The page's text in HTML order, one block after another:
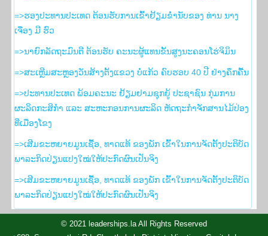
=>ຮອງ​ປະທານ​ປະເທດ ຕ້ອນຮັບ​ການ​ເຂົ້າ​ຢ້ຽມ​ຂ່ຳນັບ​ຂອງ ທ່ານ ນາງ
ເຈືອງ ມີ ຮົວ
=>ນາຍົກລັດຖະມົນຕີ ຕ້ອນຮັບ ຄະນະຜູ້ແທນຂັ້ນສູງນະຄອນໂຮ່ຈິມິນ
=>ສະເຫຼີມສະຫຼອງວັນສ້າງຕັ້ງແຂວງ ບໍ່ແກ້ວ ຄົບຮອບ 40 ປີ ຢ່າງຄຶກຄື້ນ
=>ປະທານປະເທດ ພ້ອມຄະນະ ຢ້ຽມຢາມຊຸກຍູ້ ປະຊາຊົນ ກຸ່ມການ
ຜະລິດກະສິກຳ ແລະ ສະຫະກອນການຜະລິດ ຫັດຖະກຳຈັກສານໄມ້ປ່ອງ
ທີ່ເມືອງໂຂງ
=>ເສີມຂະຫຍາຍມູນເຊື້ອ, ທາດແທ້ ຂອງພັກ ເຂົ້າໃນການຈັດຕັ້ງປະຕິບັດ
ພາລະກິດປ່ຽນແປງໃໝ່ໃຫ້ປະກົດຜົນເປັນຈິງ
=>ເສີມຂະຫຍາຍມູນເຊື້ອ, ທາດແທ້ ຂອງພັກ ເຂົ້າໃນການຈັດຕັ້ງປະຕິບັດ
ພາລະກິດປ່ຽນແປງໃໝ່ໃຫ້ປະກົດຜົນເປັນຈິງ
© 2021 leaderships.la All Rights Reserved